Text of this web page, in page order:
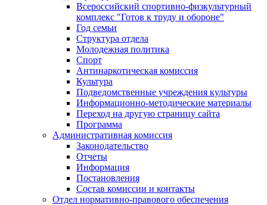
Всероссийский спортивно-физкультурный
комплекс "Готов к труду и обороне"
Год семьи
Структура отдела
Молодежная политика
Спорт
Антинаркотическая комиссия
Культура
Подведомственные учреждения культуры
Информационно-методические материалы
Переход на другую страницу сайта
Программа
Административная комиссия
Законодательство
Отчеты
Информация
Постановления
Состав комиссии и контакты
Отдел нормативно-правового обеспечения